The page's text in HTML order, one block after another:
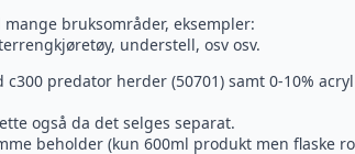
bruksområder, eksempler:
understell, osv osv.
c300 predator herder (50701) samt 0-10%
også da det selges separat.
beholder (kun 600ml produkt men flaske